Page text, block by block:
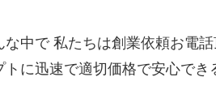
な中で 私たちは創業依頼お電
トに迅速で適切価格で安心で